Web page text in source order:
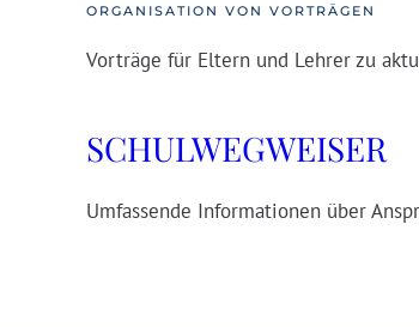
ORGANISATION VON VORTRÄGEN
Vorträge für Eltern und Lehrer zu
SCHULWEGWEISER
Umfassende Informationen über